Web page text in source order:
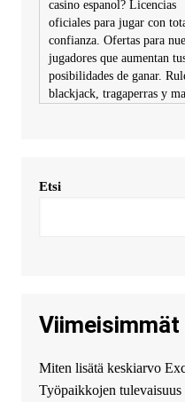
casino espanol? Licencias
oficiales para jugar con
confianza. Ofertas para
jugadores que aumentan
posibilidades de ganar.
blackjack, tragaperras y
KimonicRisse :
купить хавал джулиан -
http://jolion-ufa1.ru/
Появился вопрос про
взять деньги?
Etsi
Miten lisätä keskiarvo
Työpaikkojen tulevaisuus